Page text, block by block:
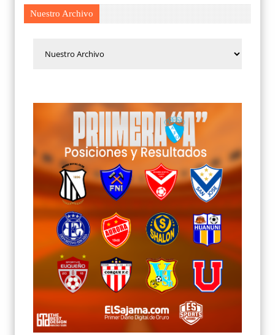
Nuestro Archivo